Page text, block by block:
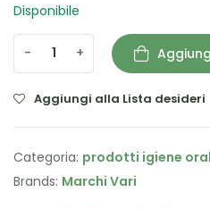
Disponibile
- +
Aggiungi alla Lista desideri
Categoria: prodotti igiene
Brands: Marchi Vari